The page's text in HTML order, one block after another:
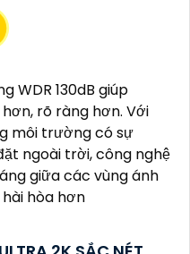
mẫu tư 141 để giới
4MP":
ninh cho ngôi nhà
cách hiệu quả và tiện
giải pháp giám sát
này sẽ cung cấp
WDR 130dB giúp
rõ ràng hơn. Với
môi trường có sự
ngoài trời, công nghệ
giữa các vùng ánh
hòa hơn